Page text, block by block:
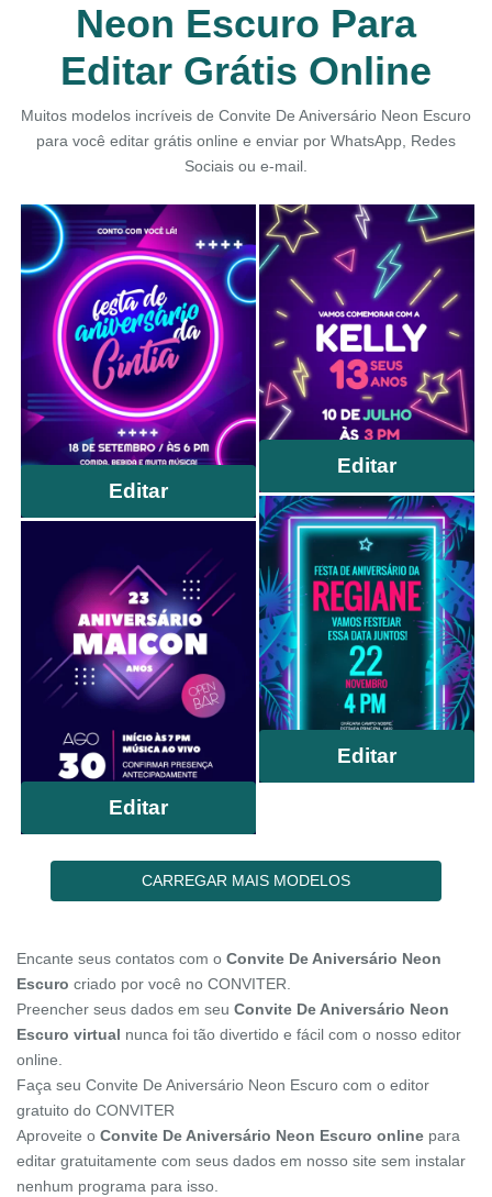
Neon Escuro Para
Editar Grátis Online
Muitos modelos incríveis de Convite De Aniversário Neon Escuro
para você editar grátis online e enviar por WhatsApp, Redes
Sociais ou e-mail.
Editar
Editar
Editar
Editar
CARREGAR MAIS MODELOS
Encante seus contatos com o Convite De Aniversário Neon
Escuro criado por você no CONVITER.
Preencher seus dados em seu Convite De Aniversário Neon
Escuro virtual nunca foi tão divertido e fácil com o nosso editor
online.
Faça seu Convite De Aniversário Neon Escuro com o editor
gratuito do CONVITER
Aproveite o Convite De Aniversário Neon Escuro online para
editar gratuitamente com seus dados em nosso site sem instalar
nenhum programa para isso.